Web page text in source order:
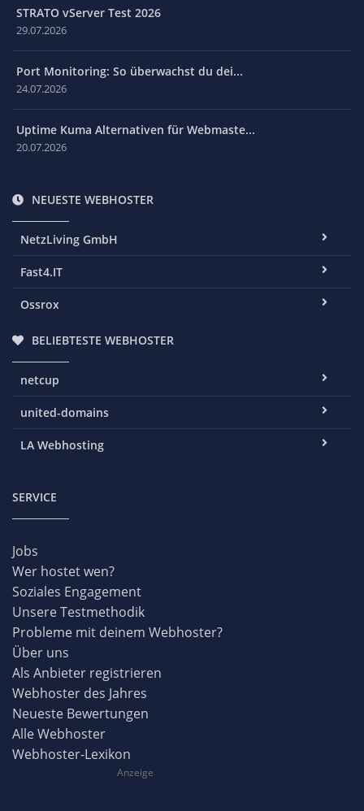
Webhoster des Jahres 2026: Jetzt abst...
05.08.2026
STRATO vServer Test 2026
29.07.2026
Port Monitoring: So überwachst du dei...
24.07.2026
20.07.2026
NEUESTE WEBHOSTER
NetzLiving GmbH
Fast4.IT
Ossrox
BELIEBTESTE WEBHOSTER
netcup
LA Webhosting
SERVICE
Jobs
Wer hostet wen?
Soziales Engagement
Unsere Testmethodik
Probleme mit deinem Webhoster?
Über uns
Als Anbieter registrieren
Webhoster des Jahres
Neueste Bewertungen